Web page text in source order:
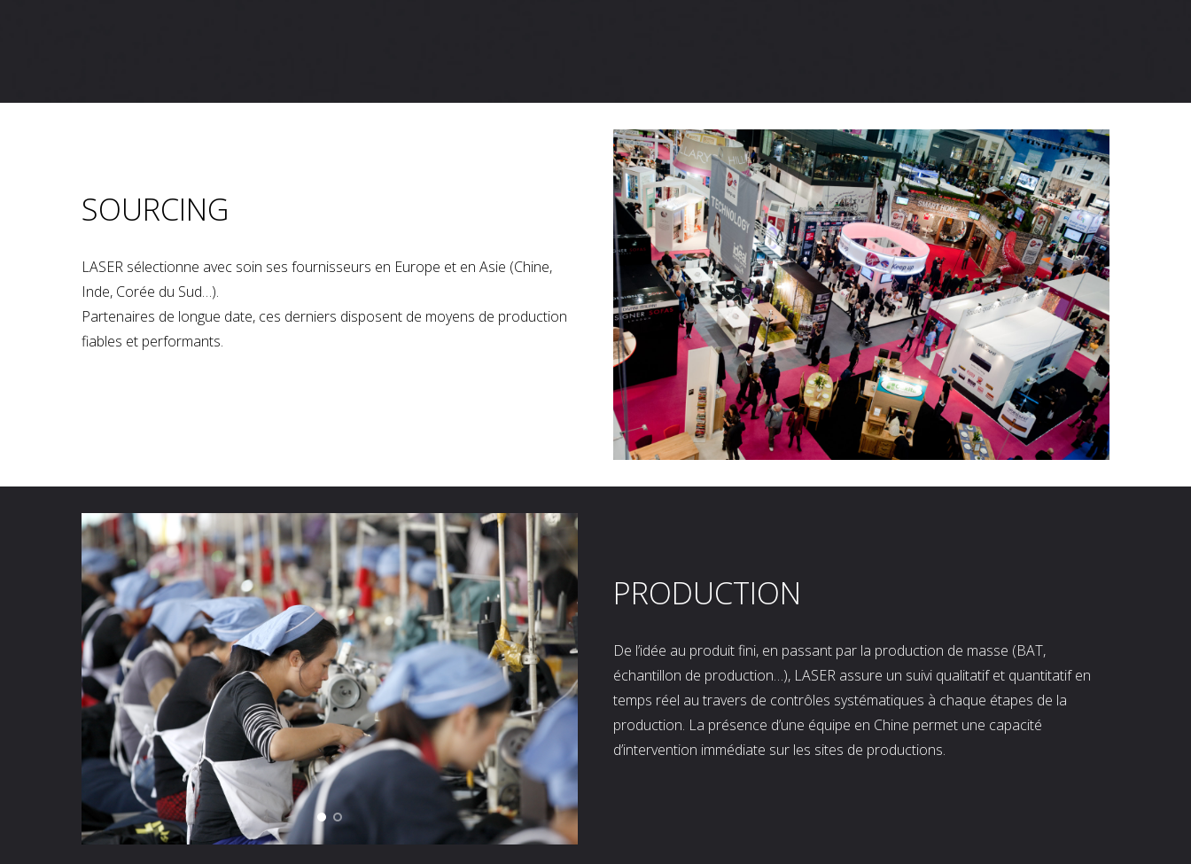
SOURCING
LASER sélectionne avec soin ses fournisseurs en Europe et en Asie (Chine,
Inde, Corée du Sud…).
Partenaires de longue date, ces derniers disposent de moyens de production
fiables et performants.
PRODUCTION
De l’idée au produit fini, en passant par la production de masse (BAT,
échantillon de production…), LASER assure un suivi qualitatif et quantitatif en
temps réel au travers de contrôles systématiques à chaque étapes de la
production. La présence d’une équipe en Chine permet une capacité
d’intervention immédiate sur les sites de productions.